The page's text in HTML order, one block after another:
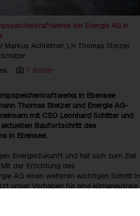
der Energie AG in
Markus Achleitner, LH Thomas Stelzer,
7 Bilder
in Ebensee
Thomas Stelzer und Energie AG-
mit CEO Leonhard Schitter und
aktuellen Baufortschritt des
in Ebensee.
Energiezukunft und hat sich zum Ziel
der Errichtung des
AG einen weiteren wichtigen Schritt in
unser Vorhaben für eine klimaneutrale
erzeugte Energie dann verfügbar zu
es Speicherkapazitäten. Das